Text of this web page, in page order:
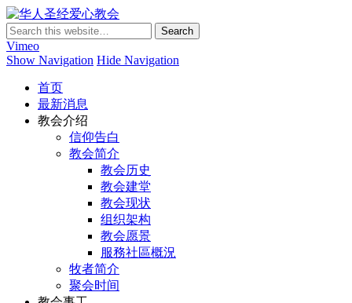
Vimeo
Show Navigation Hide Navigation
首页
最新消息
教会介绍
信仰告白
教会简介
教会历史
教会建堂
教会现状
组织架构
教会愿景
服務社區概況
牧者简介
聚会时间